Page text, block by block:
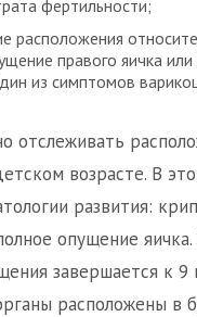
фертильности;
расположения
правого яичка
из симптомов
отслеживать
возрасте. В
развития:
опущение
завершается к 9
расположены в